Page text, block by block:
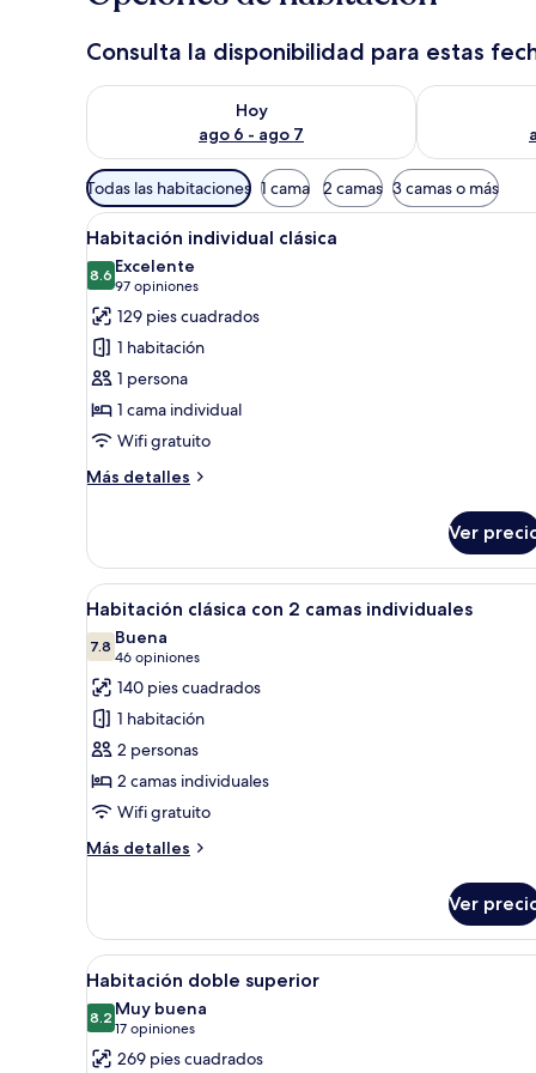
Consulta la disponibilidad para estas
Hoy
ago 6 - ago 7
Consulta la disponibilidad para hoy ago 6 - ago 7
Consulta la
Filtros
disponibles
para
las
habitaciones
Todas las habitaciones 1 cama 2 camas 3 camas o más
Abrir
todas
las
fotos
de
Habitación
individual
clásica
Una cama bien hecha con
7
Habitación individual clásica
8.68.6 de 10
Excelente
97 opiniones
(97
opiniones)
129 pies cuadrados
1 habitación
1 persona
1 cama individual
Wifi gratuito
Más detalles
Más
individual
clásica
Ver
Abrir
todas
las
fotos
de
Habitación
clásica
con
2
camas
Caja de seguridad en la
5
Habitación clásica con 2 camas individuales
7.87.8 de 10
Buena
46 opiniones
(46
opiniones)
140 pies cuadrados
1 habitación
2 personas
2 camas individuales
Wifi gratuito
Más detalles
Más
clásica
con
2
camas
individuales
Ver
Abrir
todas
las
fotos
Habitación de hotel con una
5
Habitación doble superior
8.28.2 de 10
Muy buena
17 opiniones
(17
opiniones)
269 pies cuadrados